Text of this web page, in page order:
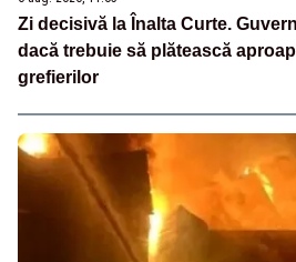
Zi decisivă la Înalta Curte.
dacă trebuie să plătească
grefierilor